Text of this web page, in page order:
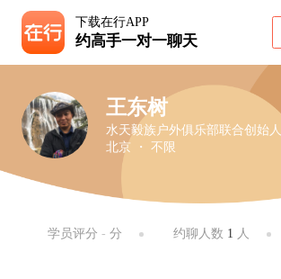
下载在行APP
约高手一对一聊天
王东树
水天毅族户外俱乐部联合创始人
北京 ・ 不限
学员评分 - 分 约聊人数 1 人